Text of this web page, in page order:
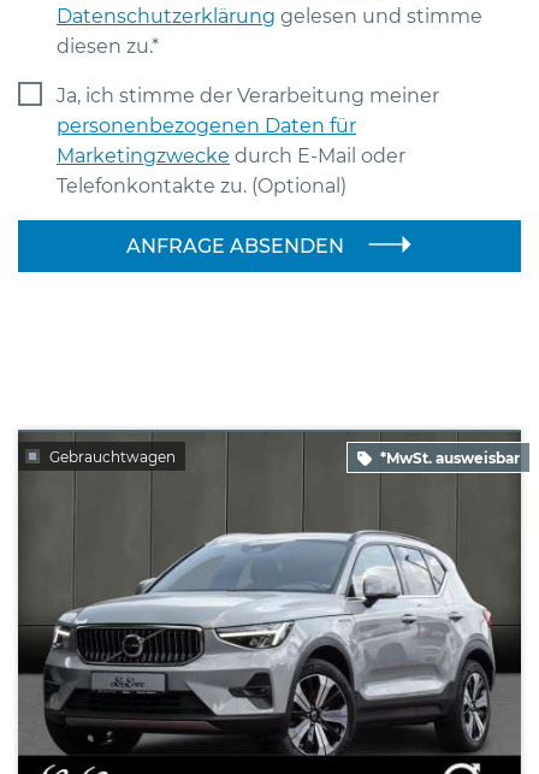
Datenschutzerklärung gelesen und stimme
diesen zu.*
Ja, ich stimme der Verarbeitung meiner
personenbezogenen Daten für
Marketingzwecke durch E-Mail oder
Telefonkontakte zu. (Optional)
ANFRAGE ABSENDEN
Gebrauchtwagen *MwSt. ausweisbar